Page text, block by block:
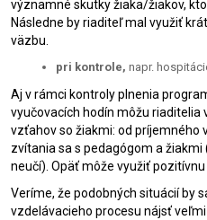
významné skutky žiaka/žiakov,
Následne by riaditeľ mal využiť
väzbu.
pri kontrole, napr.
Aj v rámci kontroly plnenia
vyučovacích hodín môžu riaditelia
vzťahov so žiakmi: od príjemného
zvítania sa s pedagógom a žiakmi
neučí). Opäť môže využiť pozitívnu
Veríme, že podobných situácií by
vzdelávacieho procesu nájsť